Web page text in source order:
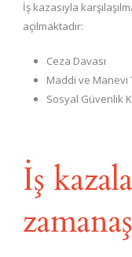
İş kazasıyla
açılmaktadır:
Ceza Davası
Maddi ve Manevi
Sosyal Güvenlik
İş